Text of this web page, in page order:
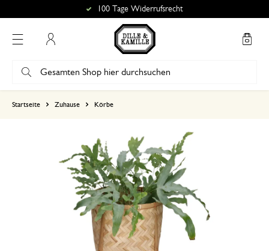
100 Tage Widerrufsrecht
Startseite Zuhause Körbe